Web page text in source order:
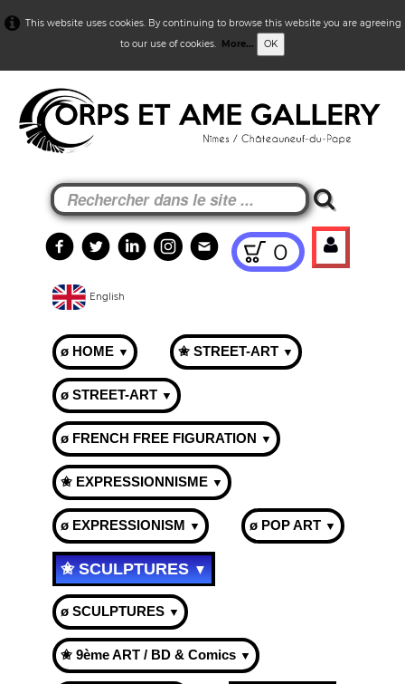
This website uses cookies. By continuing to browse this website you are agreeing
to our use of cookies. More... OK
0
English
ø HOME ▼ ✬ STREET-ART ▼
ø STREET-ART ▼
ø FRENCH FREE FIGURATION ▼
✬ EXPRESSIONNISME ▼
ø EXPRESSIONISM ▼ ø POP ART ▼
✬ SCULPTURES▼
ø SCULPTURES ▼
✬ 9ème ART / BD & Comics ▼